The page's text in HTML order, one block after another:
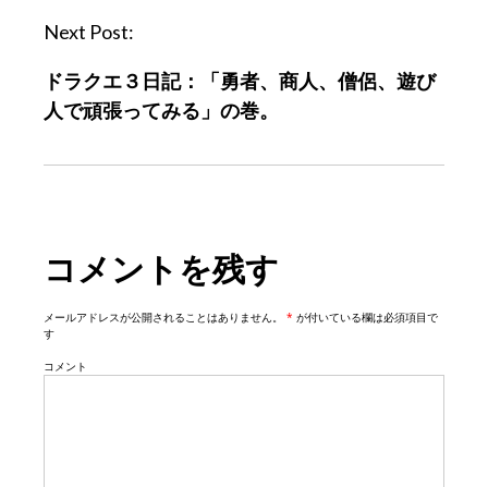
n
v
i
o
Next Post:
ドラクエ３日記：「勇者、商人、僧侶、遊び
人で頑張ってみる」の巻。
コメントを残す
メールアドレスが公開されることはありません。 * が付いている欄は必須項目で
す
コメント